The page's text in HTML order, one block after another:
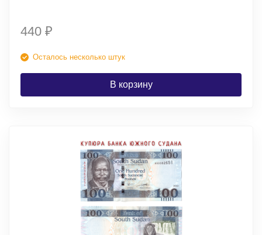
440 ₽
Осталось несколько штук
В корзину